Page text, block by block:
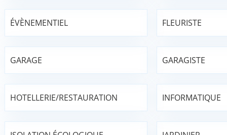
ÉVÈNEMENTIEL FLEURISTE
GARAGE GARAGISTE
HOTELLERIE/RESTAURATION INFORMATIQUE